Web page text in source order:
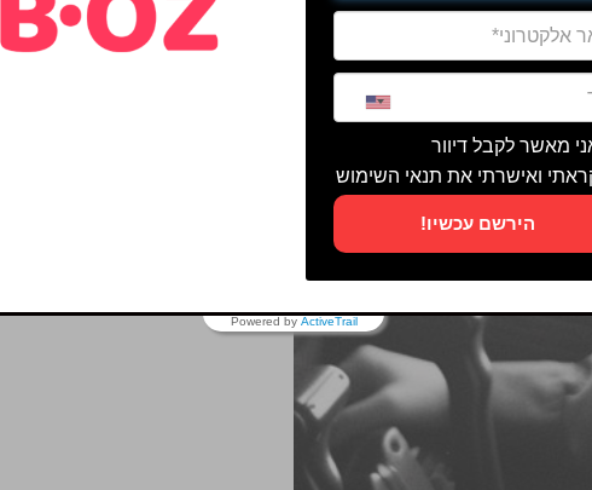
מאשר לקבל דיוור
ואישרתי את תנאי השימוש
הירשם עכשיו!
Powered by ActiveTrail